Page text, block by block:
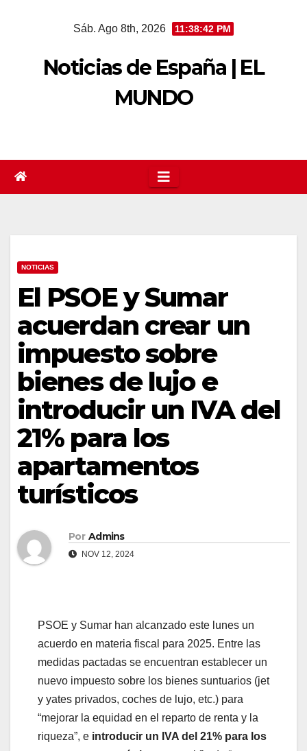
Sáb. Ago 8th, 2026 11:38:42 PM
Noticias de España | EL
MUNDO
NOTICIAS
El PSOE y Sumar
acuerdan crear un
impuesto sobre
bienes de lujo e
introducir un IVA del
21% para los
apartamentos
turísticos
Por Admins
NOV 12, 2024
PSOE y Sumar han alcanzado este lunes un
acuerdo en materia fiscal para 2025. Entre las
medidas pactadas se encuentran establecer un
nuevo impuesto sobre los bienes suntuarios (jet
y yates privados, coches de lujo, etc.) para
“mejorar la equidad en el reparto de renta y la
riqueza”, e introducir un IVA del 21% para los